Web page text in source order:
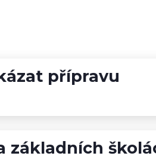
přípravu
základních